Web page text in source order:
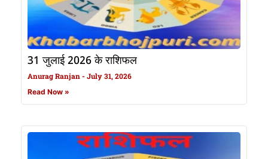
31 जुलाई 2026 के राशिफल
Anurag Ranjan July 31, 2026
Read Now »